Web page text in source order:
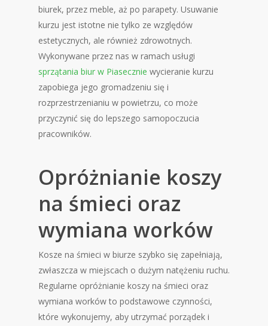
biurek, przez meble, aż po parapety. Usuwanie
kurzu jest istotne nie tylko ze względów
estetycznych, ale również zdrowotnych.
Wykonywane przez nas w ramach usługi
sprzątania biur w Piasecznie wycieranie kurzu
zapobiega jego gromadzeniu się i
rozprzestrzenianiu w powietrzu, co może
przyczynić się do lepszego samopoczucia
pracowników.
Opróżnianie koszy
na śmieci oraz
wymiana worków
Kosze na śmieci w biurze szybko się zapełniają,
zwłaszcza w miejscach o dużym natężeniu ruchu.
Regularne opróżnianie koszy na śmieci oraz
wymiana worków to podstawowe czynności,
które wykonujemy, aby utrzymać porządek i